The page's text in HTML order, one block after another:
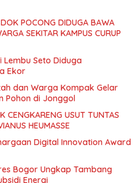
POCONG DIDUGA BAWA
SEKITAR KAMPUS CURUP
Lembu Seto Diduga
Ekor
dan Warga Kompak Gelar
Pohon di Jonggol
CENGKARENG USUT TUNTAS
HEUMASSE
Digital Innovation Award
Bogor Ungkap Tambang
Energi